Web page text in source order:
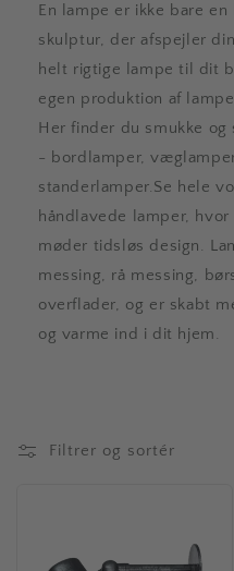
En lampe er ikke bare
skulptur, der afspejler
helt rigtige lampe til dit
egen produktion af
Her finder du smukke
- bordlamper,
standerlamper.Se hele
håndlavede lamper,
møder tidsløs design.
messing, rå messing,
overflader, og er skabt
og varme ind i dit hjem.
Filtrer og sortér